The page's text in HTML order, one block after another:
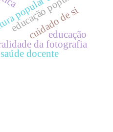
da fotografia
educação popular
cuidado de si
saúde docente
educação